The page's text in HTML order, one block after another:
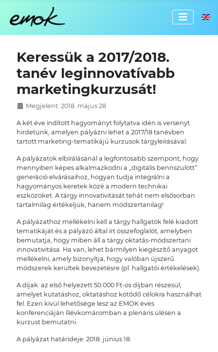
Keressük a 2017/2018.
tanév leginnovatívabb
marketingkurzusát!
Megjelent: 2018. május 28
A két éve indított hagyományt folytatva idén is versenyt
hirdetünk, amelyen pályázni lehet a 2017/18 tanévben
tartott marketing-tematikájú kurzusok tárgyleírásával.
A pályázatok elbírálásánál a legfontosabb szempont, hogy
mennyiben képes alkalmazkodni a „digitális bennszülött”
generáció elvárásaihoz, hogyan tudja integrálni a
hagyományos keretek közé a modern technikai
eszközöket. A tárgy innovativitását tehát nem elsősorban
tartalmilag értékeljük, hanem módszertanilag!
A pályázathoz mellékelni kell a tárgy hallgatók felé kiadott
tematikáját és a pályázó által írt összefoglalót, amelyben
bemutatja, hogy miben áll a tárgy oktatás-módszertani
innovativitása. Ha van, lehet bármilyen kiegészítő anyagot
mellékelni, amely bizonyítja, hogy valóban újszerű
módszerek kerültek bevezetésre (pl. hallgatói értékelések).
A díjak: az első helyezett 50.000 Ft-os díjban részesül,
amelyet kutatáshoz, oktatáshoz kötődő célokra használhat
fel. Ezen kívül lehetősége lesz az EMOK éves
konferenciáján Révkomáromban a plenáris ülésen a
kurzust bemutatni.
A pályázat határideje: 2018. június 18.